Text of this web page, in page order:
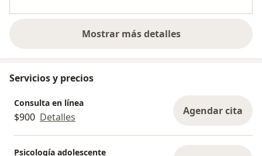
Mostrar más detalles
sobre la experiencia
Servicios y precios
Consulta en línea
$900 Detalles Agendar cita
Psicología adolescente